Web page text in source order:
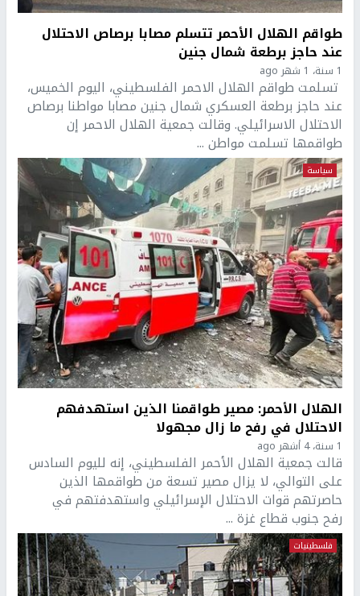
طواقم الهلال الأحمر تتسلم مصابا برصاص الاحتلال
عند حاجز برطعة شمال جنين
1 سنة، 1 شهر ago
تسلمت طواقم الهلال الاحمر الفلسطيني، اليوم الخميس،
عند حاجز برطعة العسكري شمال جنين مصابا مواطنا برصاص
الاحتلال الاسرائيلي. وقالت جمعية الهلال الاحمر إن
طواقمها تسلمت مواطن ...
سياسة
الهلال الأحمر: مصير طواقمنا الذين استهدفهم
الاحتلال في رفح ما زال مجهولا
1 سنة، 4 أشهر ago
قالت جمعية الهلال الأحمر الفلسطيني، إنه لليوم السادس
على التوالي، لا يزال مصير تسعة من طواقمها الذين
حاصرتهم قوات الاحتلال الإسرائيلي واستهدفتهم في
رفح جنوب قطاع غزة ...
فلسطينيات